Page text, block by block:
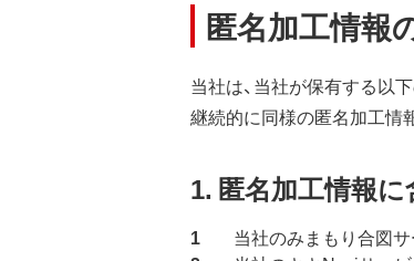
匿名加工情報
当社は、当社が保有する以
継続的に同様の匿名加工情
1. 匿名加工情報
当社のみまもり合図